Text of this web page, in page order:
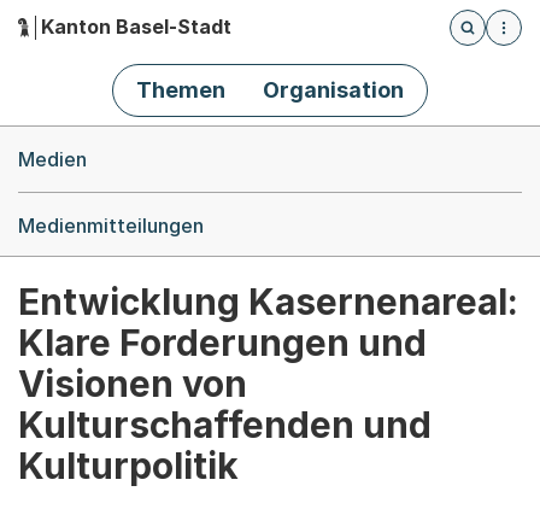
Hauptnavigation
Kanton Basel-Stadt
Öffnet
Themen Organisation
Medien
Medienmitteilungen
Entwicklung Kasernenareal:
Klare Forderungen und
Visionen von
Kulturschaffenden und
Kulturpolitik